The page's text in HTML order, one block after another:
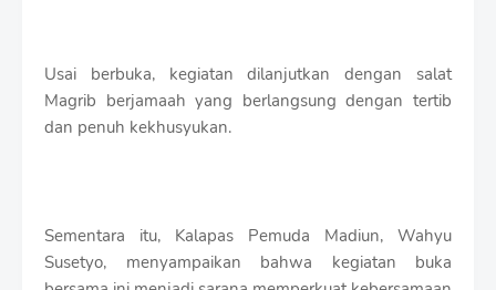
Usai berbuka, kegiatan dilanjutkan dengan salat
Magrib berjamaah yang berlangsung dengan tertib
dan penuh kekhusyukan.
Sementara itu, Kalapas Pemuda Madiun, Wahyu
Susetyo, menyampaikan bahwa kegiatan buka